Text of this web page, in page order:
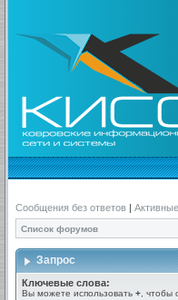
Сообщения без ответов |
Список форумов
Запрос
Ключевые слова:
Вы можете использовать + ,